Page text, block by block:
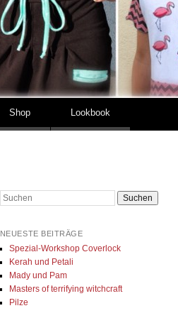
Shop Lookbook
Suchen
NEUESTE BEITRÄGE
Spezial-Workshop Coverlock
Kerah und Petali
Mady und Pam
Masters of terrifying witchcraft
Pilze